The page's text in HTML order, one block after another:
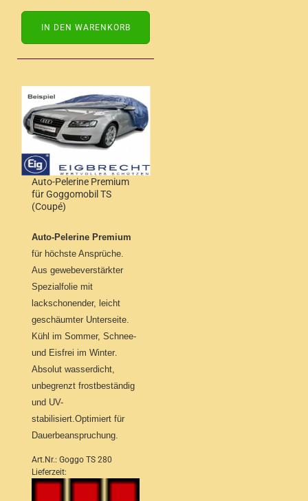
IN DEN WARENKORB
Auto-Pelerine Premium
für Goggomobil TS
(Coupé)
Auto-Pelerine Premium
für höchste Ansprüche.
Aus gewebeverstärkter
Spezialfolie mit
lackschonender, leicht
geschäumter Unterseite.
Kühl im Sommer, Schnee-
und Eisfrei im Winter.
Absolut wasserdicht,
unbegrenzt frostbeständig
und UV-
stabilisiert.Optimiert für
Dauerbeanspruchung.
Art.Nr.: Goggo TS 280
Lieferzeit: